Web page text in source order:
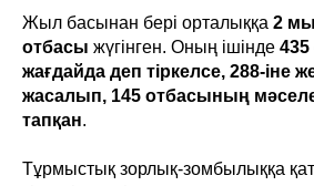
Жыл басынан бері орталыққа 2
отбасы жүгінген. Оның ішінде
жағдайда деп тіркелсе, 288-іне
жасалып, 145 отбасының
тапқан.
Тұрмыстық зорлық-зомбылыққа